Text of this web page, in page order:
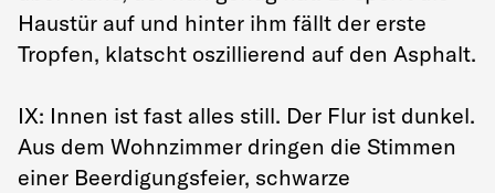
Haustür auf und hinter ihm fällt der erste
Tropfen, klatscht oszillierend auf den Asphalt.
IX: Innen ist fast alles still. Der Flur ist dunkel.
Aus dem Wohnzimmer dringen die Stimmen
einer Beerdigungsfeier, schwarze